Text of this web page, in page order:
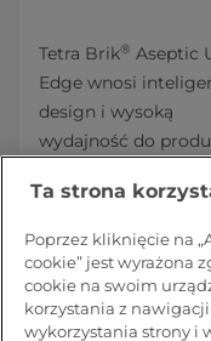
Tetra Brik® Aseptic
Edge wnosi
design i wysoką
wydajność do
Dostępne są
zgodne z Twoimi
środowiskowymi –
jak polimery
roślinnego oraz
Ta strona
Poprzez kliknięcie na
cookie” jest wyrażona
cookie na swoim
korzystania z
wykorzystania strony i